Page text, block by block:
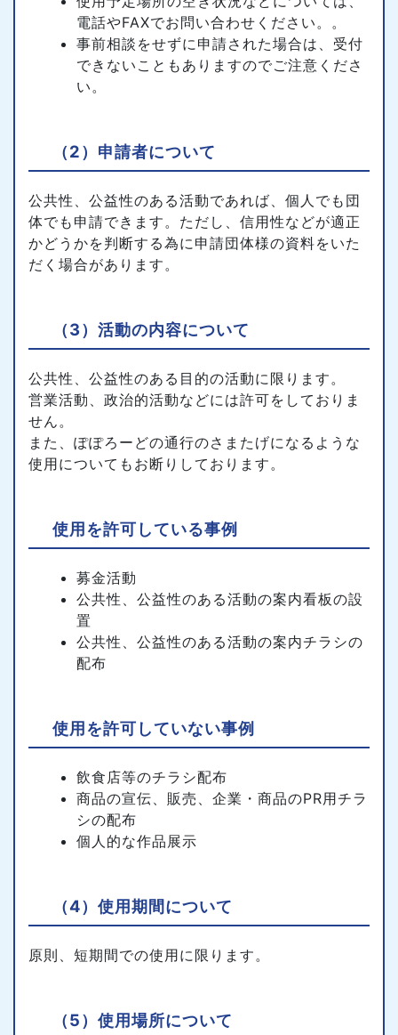
電話やFAXでお問い合わせください。。
事前相談をせずに申請された場合は、受付
できないこともありますのでご注意くださ
い。
（2）申請者について
公共性、公益性のある活動であれば、個人でも団
体でも申請できます。ただし、信用性などが適正
かどうかを判断する為に申請団体様の資料をいた
だく場合があります。
（3）活動の内容について
公共性、公益性のある目的の活動に限ります。
営業活動、政治的活動などには許可をしておりま
せん。
また、ぽぽろーどの通行のさまたげになるような
使用についてもお断りしております。
使用を許可している事例
募金活動
公共性、公益性のある活動の案内看板の設
置
公共性、公益性のある活動の案内チラシの
配布
使用を許可していない事例
飲食店等のチラシ配布
商品の宣伝、販売、企業・商品のPR用チラ
シの配布
個人的な作品展示
（4）使用期間について
原則、短期間での使用に限ります。
（5）使用場所について